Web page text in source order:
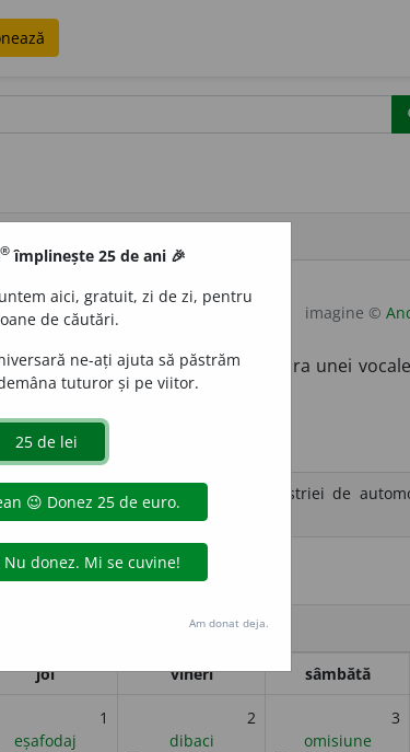
imagine ©
care se pun orizontal deasupra unei
– Dinfr. tréma.
francez, pionier al industriei de
joi vineri sâmbătă
1
eșafodaj
2
dibaci
3
omisiune
® împlinește 25 de ani 🎉
aici, gratuit, zi de zi, pentru
de căutări.
ne-ați ajuta să păstrăm
tuturor și pe viitor.
Am donat deja.